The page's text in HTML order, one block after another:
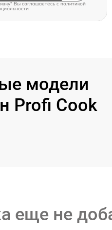
Вы соглашаетесь c политикой
модели
Profi Cook
еще не